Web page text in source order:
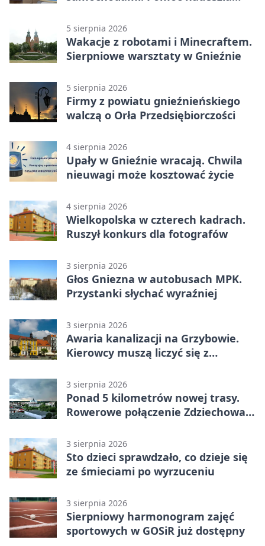
5 sierpnia 2026
Wakacje z robotami i Minecraftem.
Sierpniowe warsztaty w Gnieźnie
5 sierpnia 2026
Firmy z powiatu gnieźnieńskiego
walczą o Orła Przedsiębiorczości
4 sierpnia 2026
Upały w Gnieźnie wracają. Chwila
nieuwagi może kosztować życie
4 sierpnia 2026
Wielkopolska w czterech kadrach.
Ruszył konkurs dla fotografów
3 sierpnia 2026
Głos Gniezna w autobusach MPK.
Przystanki słychać wyraźniej
3 sierpnia 2026
Awaria kanalizacji na Grzybowie.
Kierowcy muszą liczyć się z
3 sierpnia 2026
Ponad 5 kilometrów nowej trasy.
Rowerowe połączenie Zdziechowa z
3 sierpnia 2026
Sto dzieci sprawdzało, co dzieje się
ze śmieciami po wyrzuceniu
3 sierpnia 2026
Sierpniowy harmonogram zajęć
sportowych w GOSiR już dostępny